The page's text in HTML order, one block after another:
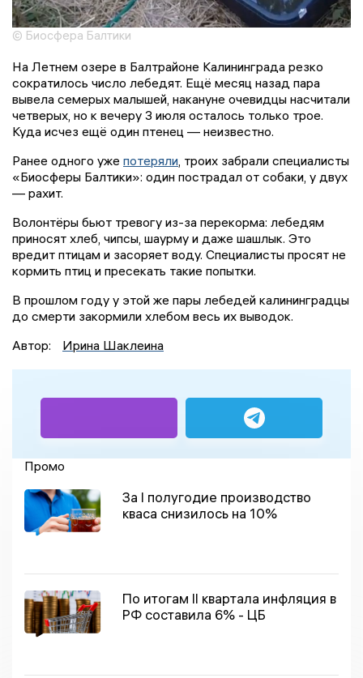
© Биосфера Балтики
На Летнем озере в Балтрайоне Калининграда резко
сократилось число лебедят. Ещё месяц назад пара
вывела семерых малышей, накануне очевидцы насчитали
четверых, но к вечеру 3 июля осталось только трое.
Куда исчез ещё один птенец — неизвестно.
Ранее одного уже потеряли, троих забрали специалисты
«Биосферы Балтики»: один пострадал от собаки, у двух
— рахит.
Волонтёры бьют тревогу из-за перекорма: лебедям
приносят хлеб, чипсы, шаурму и даже шашлык. Это
вредит птицам и засоряет воду. Специалисты просят не
кормить птиц и пресекать такие попытки.
В прошлом году у этой же пары лебедей калининградцы
до смерти закормили хлебом весь их выводок.
Автор:
Ирина Шаклеина
Промо
За I полугодие производство
кваса снизилось на 10%
По итогам II квартала инфляция в
РФ составила 6% - ЦБ